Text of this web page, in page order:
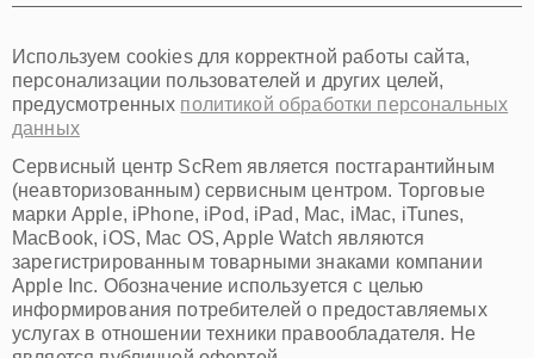
Омск
Красноярск
Пермь
Ульяновск
Киров
Архангельск
Астрахань
Белгород
Благовещенск
Брянск
Владивосток
Владикавказ
Используем cookies для корректной работы сайта,
персонализации пользователей и других целей,
предусмотренных политикой обработки персональных
данных
Сервисный центр ScRem является постгарантийным
(неавторизованным) сервисным центром. Торговые
марки Apple, iPhone, iPod, iPad, Mac, iMac, iTunes,
MacBook, iOS, Mac OS, Apple Watch являются
зарегистрированным товарными знаками компании
Apple Inc. Обозначение используется с целью
информирования потребителей о предоставляемых
услугах в отношении техники правообладателя. Не